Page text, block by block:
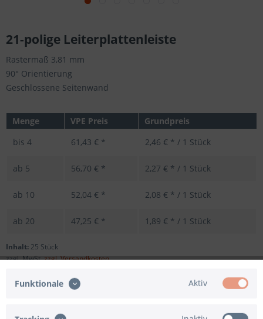
21-polige Leiterplattenleiste
Rastermaß 3,81 mm
90° Orientierung
Geschlossene Seitenwand
Menge VPE Preis
Grundpreis
bis 4 61,43 € * 2,46 € * / 1 Stück
ab 5 56,70 € * 2,27 € * / 1 Stück
ab 10 52,04 € * 2,08 € * / 1 Stück
ab 20 47,25 € * 1,89 € * / 1 Stück
Inhalt: 25 Stück
zzgl. MwSt.zzgl. Versandkosten
Funktionale Aktiv